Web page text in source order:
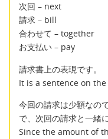
次回 – next
請求 – bill
合わせて – together
お支払い – pay
請求書上の表現です。
It is a sentence on
今回の請求は少額なの
で、次回の請求と一緒
Since the amount of